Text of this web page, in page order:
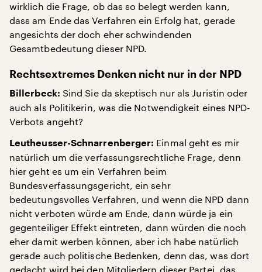
wirklich die Frage, ob das so belegt werden kann,
dass am Ende das Verfahren ein Erfolg hat, gerade
angesichts der doch eher schwindenden
Gesamtbedeutung dieser NPD.
Rechtsextremes Denken nicht nur in der NPD
Billerbeck: Sind Sie da skeptisch nur als Juristin oder
auch als Politikerin, was die Notwendigkeit eines NPD-
Verbots angeht?
Leutheusser-Schnarrenberger: Einmal geht es mir
natürlich um die verfassungsrechtliche Frage, denn
hier geht es um ein Verfahren beim
Bundesverfassungsgericht, ein sehr
bedeutungsvolles Verfahren, und wenn die NPD dann
nicht verboten würde am Ende, dann würde ja ein
gegenteiliger Effekt eintreten, dann würden die noch
eher damit werben können, aber ich habe natürlich
gerade auch politische Bedenken, denn das, was dort
gedacht wird bei den Mitgliedern dieser Partei, das